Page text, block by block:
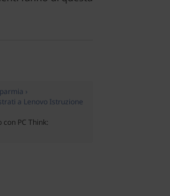
›
a Lenovo Istruzione
con PC Think: